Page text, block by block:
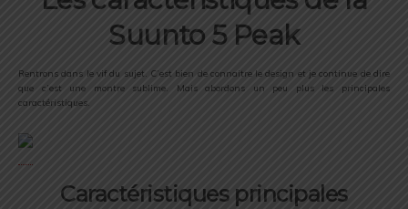
Suunto 5 Peak
Rentrons dans le vif du sujet. C’est bien de connaitre le design et je continue de dire
que c’est une montre sublime. Mais abordons un peu plus les principales
caractéristiques.
Caractéristiques principales